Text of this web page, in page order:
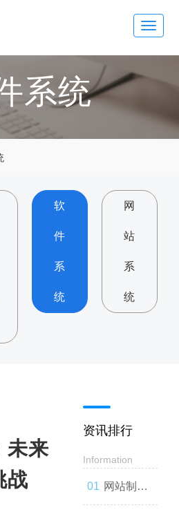
Toggle
系统
软
件
系
统
网
站
系
统
未来
战
资讯排行
Information
网站制